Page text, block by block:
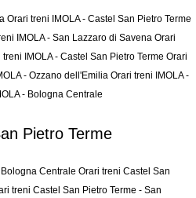
Orari treni IMOLA - Castel San Pietro Terme
IMOLA - San Lazzaro di Savena Orari
treni IMOLA - Castel San Pietro Terme Orari
- Ozzano dell'Emilia Orari treni IMOLA -
- Bologna Centrale
Pietro Terme
Centrale Orari treni Castel San
treni Castel San Pietro Terme - San